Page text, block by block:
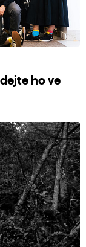
ho ve